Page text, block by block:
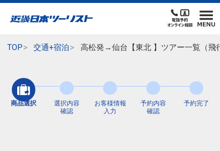
TOP 交通+宿泊 高松発→仙台【東北 】ツアー一覧（飛
商品選択
選択内容
確認
お客様情報
入力
予約内容
確認
予約完了